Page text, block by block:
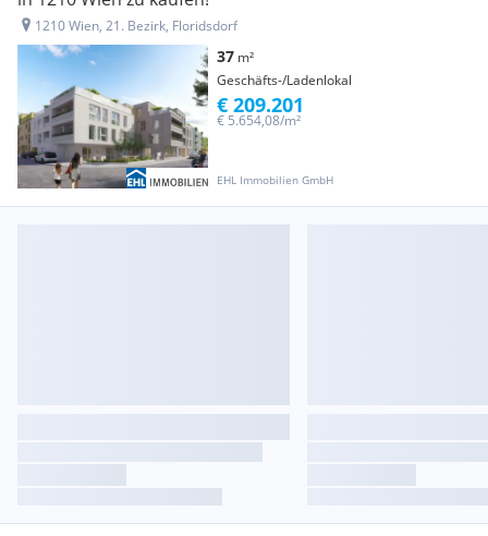
1210 Wien, 21. Bezirk, Floridsdorf
37 m²
Geschäfts-/Ladenlokal
EHL Immobilien GmbH
€ 5.654,08/m²
€ 209.201